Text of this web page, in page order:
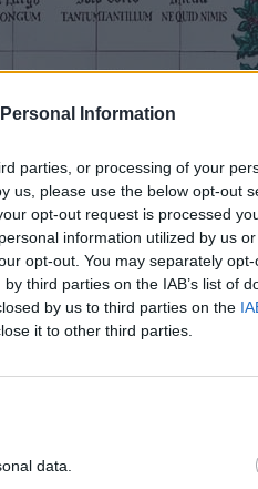
Information
parties, or processing of your
us, please use the below opt-out
opt-out request is processed
information utilized by us
opt-out. You may separately
third parties on the IAB’s list of
by us to third parties on the
it to other third parties.
data.
Fuertes Hoteles